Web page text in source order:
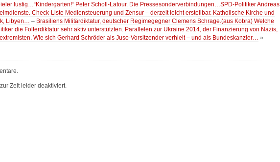
lustig…“Kindergarten!“ Peter Scholl-Latour. Die Pressesonderverbindungen…SPD-Politiker Andreas
Check-Liste Mediensteuerung und Zensur – derzeit leicht erstellbar. Katholische Kirche und
Libyen… – Brasiliens Militärdiktatur, deutscher Regimegegner Clemens Schrage.(aus Kobra) Welche
die Folterdiktatur sehr aktiv unterstützten. Parallelen zur Ukraine 2014, der Finanzierung von Nazis,
Wie sich Gerhard Schröder als Juso-Vorsitzender verhielt – und als Bundeskanzler… »
Zeit leider deaktiviert.